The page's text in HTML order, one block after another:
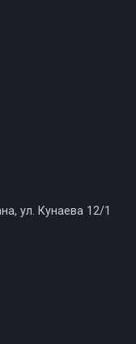
ул. Кунаева 12/1